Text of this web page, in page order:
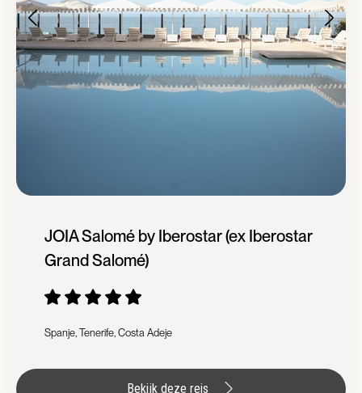
JOIA Salomé by Iberostar (ex Iberostar
Grand Salomé)
Spanje, Tenerife, Costa Adeje
Bekijk deze reis